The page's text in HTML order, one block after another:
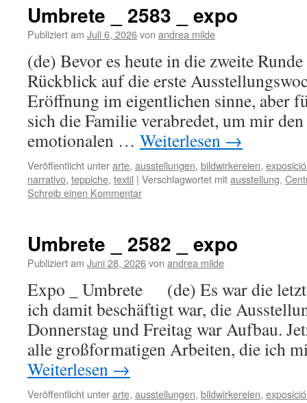
Umbrete _ 2583 _ expo
Publiziert am Juli 6, 2026von andrea milde
(de) Bevor es heute in die zweite
Rückblick auf die erste
Eröffnung im eigentlichen sinne, aber
sich die Familie verabredet, um mir
emotionalen … Weiterlesen →
Veröffentlicht unterarte, ausstellungen, bildwirkereien,
narrativo, teppiche, textil | Verschlagwortet mitausstellung,
Schreib einen Kommentar
Umbrete _ 2582 _ expo
Publiziert am Juni 28, 2026von andrea milde
Expo _ Umbrete (de) Es war die
ich damit beschäftigt war, die
Donnerstag und Freitag war Aufbau.
alle großformatigen Arbeiten, die ich
Weiterlesen →
Veröffentlicht unterarte, ausstellungen, bildwirkereien,